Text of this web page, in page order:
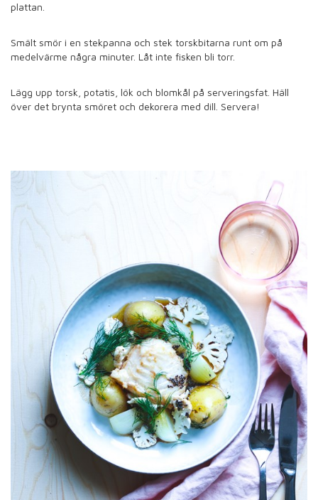
plattan.
Smält smör i en stekpanna och stek torskbitarna runt om på
medelvärme några minuter. Låt inte fisken bli torr.
Lägg upp torsk, potatis, lök och blomkål på serveringsfat. Häll
över det brynta smöret och dekorera med dill. Servera!